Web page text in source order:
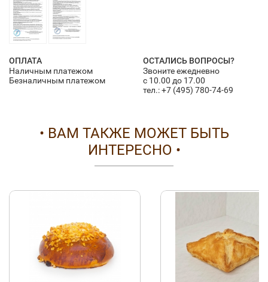
ОПЛАТА
Наличным платежом
Безналичным платежом
ОСТАЛИСЬ ВОПРОСЫ?
Звоните ежедневно
с 10.00 до 17.00
тел.:+7 (495) 780-74-69
• ВАМ ТАКЖЕ МОЖЕТ БЫТЬ
ИНТЕРЕСНО •